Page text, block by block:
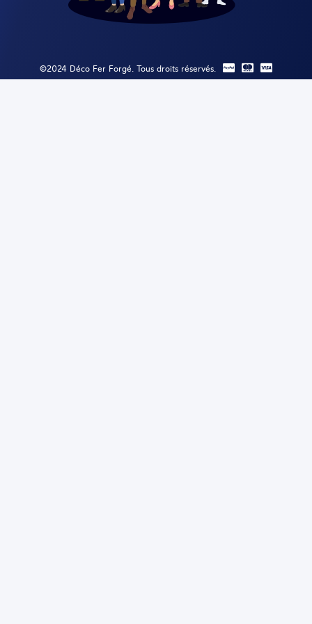
©2024 Déco Fer Forgé. Tous droits réservés.